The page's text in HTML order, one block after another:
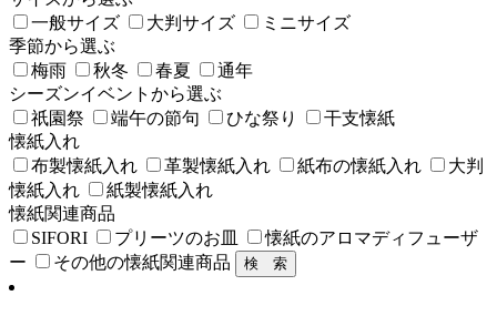
一般サイズ
大判サイズ
ミニサイズ
季節から選ぶ
梅雨
秋冬 春夏
通年
シーズンイベントから選ぶ
祇園祭
端午の節句 ひな祭り
干支懐紙
懐紙入れ
布製懐紙入れ
革製懐紙入れ 紙布の懐紙入れ
大判
懐紙入れ
紙製懐紙入れ
懐紙関連商品
SIFORI
プリーツのお皿
懐紙のアロマディフューザ
ー
その他の懐紙関連商品